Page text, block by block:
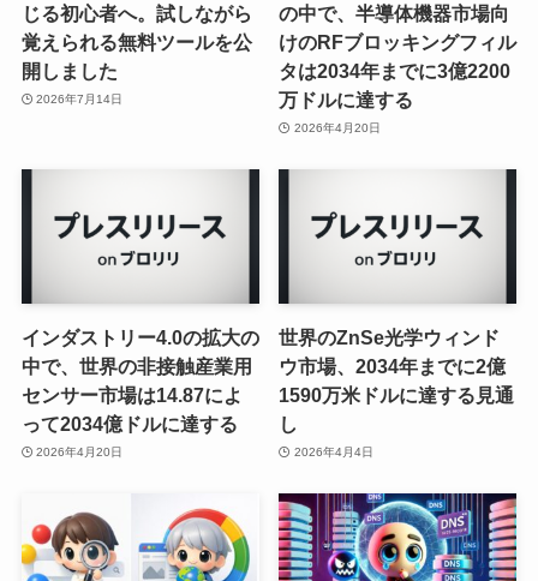
じる初心者へ。試しながら
覚えられる無料ツールを公
開しました
2026年7月14日
の中で、半導体機器市場向
けのRFブロッキングフィル
タは2034年までに3億2200
万ドルに達する
2026年4月20日
インダストリー4.0の拡大の
中で、世界の非接触産業用
センサー市場は14.87によ
って2034億ドルに達する
2026年4月20日
世界のZnSe光学ウィンド
ウ市場、2034年までに2億
1590万米ドルに達する見通
し
2026年4月4日